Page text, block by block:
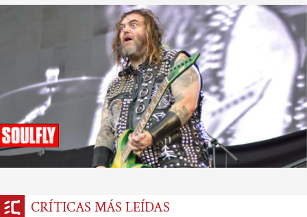
CRÍTICAS MÁS LEÍDAS